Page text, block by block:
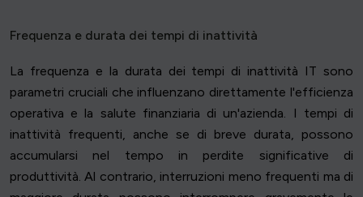
Frequenza e durata dei tempi di inattività
La frequenza e la durata dei tempi di inattività IT sono
parametri cruciali che influenzano direttamente l'efficienza
operativa e la salute finanziaria di un'azienda. I tempi di
inattività frequenti, anche se di breve durata, possono
accumularsi nel tempo in perdite significative di
produttività. Al contrario, interruzioni meno frequenti ma di